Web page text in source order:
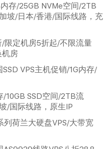
存/25GB NVMe空间/2TB
坡/日本/香港/国际线路，充
限定机房5折起/不限流量
机房
VPS主机促销/1G内存/
10GB SSD空间/2TB流
/国际线路，原生IP
列荷兰大硬盘VPS/大带宽